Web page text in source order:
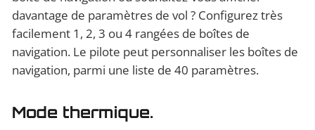
davantage de paramètres de vol ? Configurez très
facilement 1, 2, 3 ou 4 rangées de boîtes de
navigation. Le pilote peut personnaliser les boîtes de
navigation, parmi une liste de 40 paramètres.
Mode thermique.